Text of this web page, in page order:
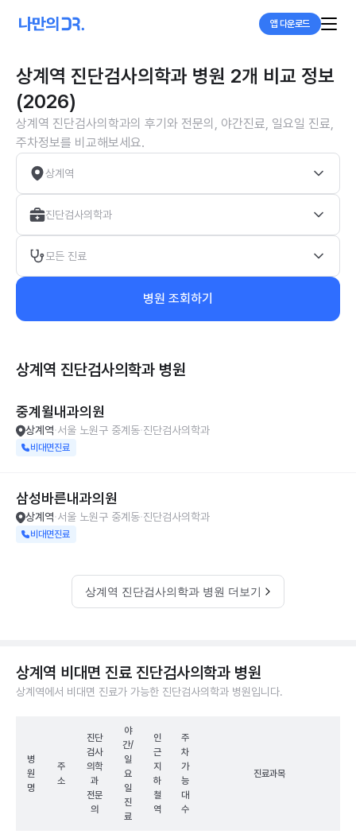
앱 다운로드
상계역 진단검사의학과 병원 2개 비교 정보
(2026)
상계역 진단검사의학과의 후기와 전문의, 야간진료, 일요일 진료,
주차정보를 비교해보세요.
상계역
진단검사의학과
모든 진료
병원 조회하기
상계역 진단검사의학과 병원
중계윌내과의원
상계역 서울 노원구 중계동 진단검사의학과
비대면진료
삼성바른내과의원
상계역 서울 노원구 중계동 진단검사의학과
비대면진료
상계역 진단검사의학과 병원 더보기
상계역 비대면 진료 진단검사의학과 병원
상계역에서 비대면 진료가 가능한 진단검사의학과 병원입니다.
병
원
명
주
소
진단
검사
의학
과
전문
의
야
간/
일
요
일
진
료
인
근
지
하
철
역
주
차
가
능
대
수
진료과목